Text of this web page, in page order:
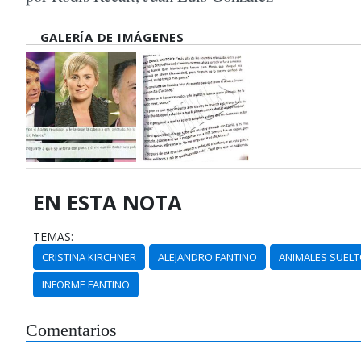
GALERÍA DE IMÁGENES
EN ESTA NOTA
TEMAS:
CRISTINA KIRCHNER ALEJANDRO FANTINO ANIMALES
INFORME FANTINO
Comentarios